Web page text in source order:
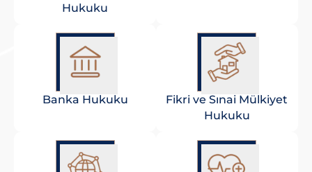
Hukuku
Banka Hukuku
Fikri ve Sınai Mülkiyet
Hukuku